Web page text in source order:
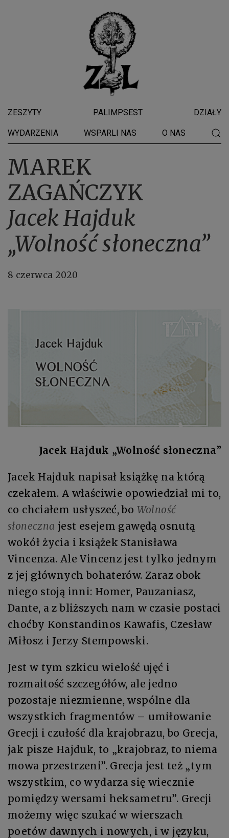
ZESZYTY PALIMPSEST DZIAŁY
WYDARZENIA WSPARLI NAS O NAS
MAREK
ZAGAŃCZYK
Jacek Hajduk
„Wolność słoneczna”
8 czerwca 2020
Jacek Hajduk „Wolność słoneczna”
Jacek Hajduk napisał książkę na którą
czekałem. A właściwie opowiedział mi to,
co chciałem usłyszeć, bo Wolność
słoneczna jest esejem gawędą osnutą
wokół życia i książek Stanisława
Vincenza. Ale Vincenz jest tylko jednym
z jej głównych bohaterów. Zaraz obok
niego stoją inni: Homer, Pauzaniasz,
Dante, a z bliższych nam w czasie postaci
choćby Konstandinos Kawafis, Czesław
Miłosz i Jerzy Stempowski.
Jest w tym szkicu wielość ujęć i
rozmaitość szczegółów, ale jedno
pozostaje niezmienne, wspólne dla
wszystkich fragmentów – umiłowanie
Grecji i czułość dla krajobrazu, bo Grecja,
jak pisze Hajduk, to „krajobraz, to niema
mowa przestrzeni”. Grecja jest też „tym
wszystkim, co wydarza się wiecznie
pomiędzy wersami heksametru”. Grecji
możemy więc szukać w wierszach
poetów dawnych i nowych, i w języku,